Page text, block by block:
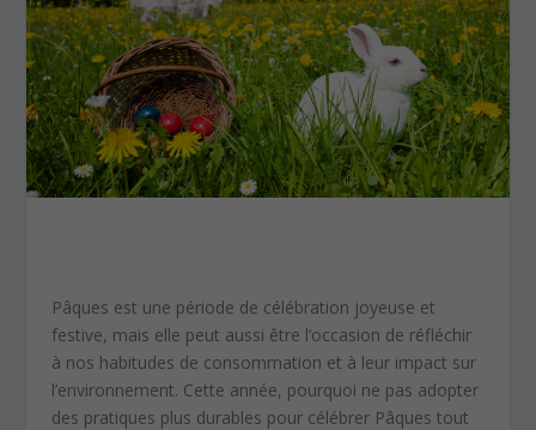
Pâques est une période de célébration joyeuse et
festive, mais elle peut aussi être l’occasion de réfléchir
à nos habitudes de consommation et à leur impact sur
l’environnement. Cette année, pourquoi ne pas adopter
des pratiques plus durables pour célébrer Pâques tout